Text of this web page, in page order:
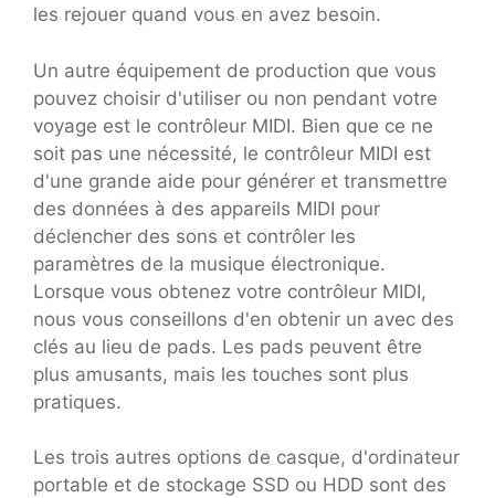
les rejouer quand vous en avez besoin.
Un autre équipement de production que vous
pouvez choisir d'utiliser ou non pendant votre
voyage est le contrôleur MIDI. Bien que ce ne
soit pas une nécessité, le contrôleur MIDI est
d'une grande aide pour générer et transmettre
des données à des appareils MIDI pour
déclencher des sons et contrôler les
paramètres de la musique électronique.
Lorsque vous obtenez votre contrôleur MIDI,
nous vous conseillons d'en obtenir un avec des
clés au lieu de pads. Les pads peuvent être
plus amusants, mais les touches sont plus
pratiques.
Les trois autres options de casque, d'ordinateur
portable et de stockage SSD ou HDD sont des